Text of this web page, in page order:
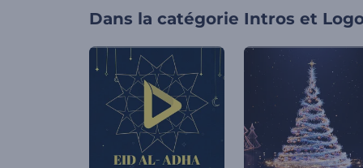
Dans la catégorie Intros et